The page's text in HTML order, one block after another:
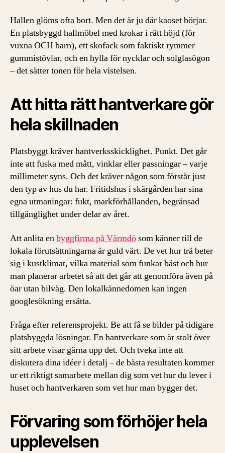
Hallen glöms ofta bort. Men det är ju där kaoset börjar.
En platsbyggd hallmöbel med krokar i rätt höjd (för
vuxna OCH barn), ett skofack som faktiskt rymmer
gummistövlar, och en hylla för nycklar och solglasögon
– det sätter tonen för hela vistelsen.
Att hitta rätt hantverkare gör
hela skillnaden
Platsbyggt kräver hantverksskicklighet. Punkt. Det går
inte att fuska med mått, vinklar eller passningar – varje
millimeter syns. Och det kräver någon som förstår just
den typ av hus du har. Fritidshus i skärgården har sina
egna utmaningar: fukt, markförhållanden, begränsad
tillgänglighet under delar av året.
Att anlita enbyggfirma på Värmdösom känner till de
lokala förutsättningarna är guld värt. De vet hur trä beter
sig i kustklimat, vilka material som funkar bäst och hur
man planerar arbetet så att det går att genomföra även på
öar utan bilväg. Den lokalkännedomen kan ingen
googlesökning ersätta.
Fråga efter referensprojekt. Be att få se bilder på tidigare
platsbyggda lösningar. En hantverkare som är stolt över
sitt arbete visar gärna upp det. Och tveka inte att
diskutera dina idéer i detalj – de bästa resultaten kommer
ur ett riktigt samarbete mellan dig som vet hur du lever i
huset och hantverkaren som vet hur man bygger det.
Förvaring som förhöjer hela
upplevelsen